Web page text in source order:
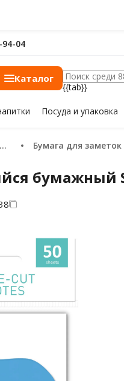
94-04
Каталог
{{tab}}
Посуда и упаковка
Бумага для заметок
бумажный